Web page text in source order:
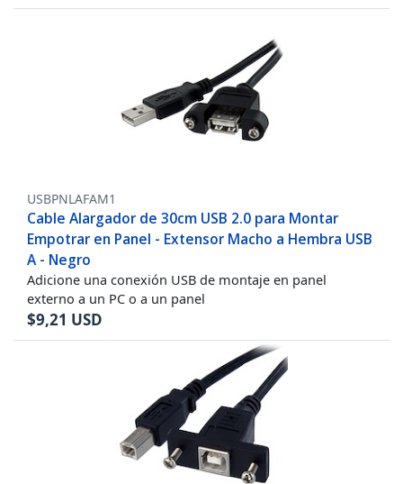
USBPNLAFAM1
Cable Alargador de 30cm USB 2.0 para Montar
Empotrar en Panel - Extensor Macho a Hembra USB
A - Negro
Adicione una conexión USB de montaje en panel
externo a un PC o a un panel
$9,21 USD